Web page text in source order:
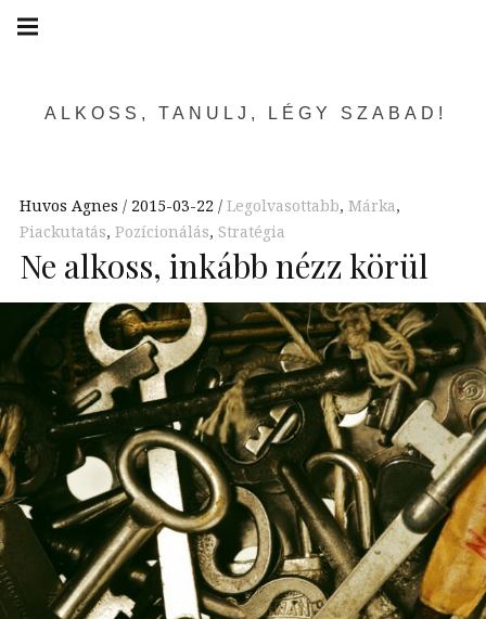
Skip
ALKOSS, TANULJ, LÉGY SZABAD!
navigation
Huvos Agnes 2015-03-22 Legolvasottabb, Márka,
Piackutatás, Pozícionálás, Stratégia
Ne alkoss, inkább nézz körül